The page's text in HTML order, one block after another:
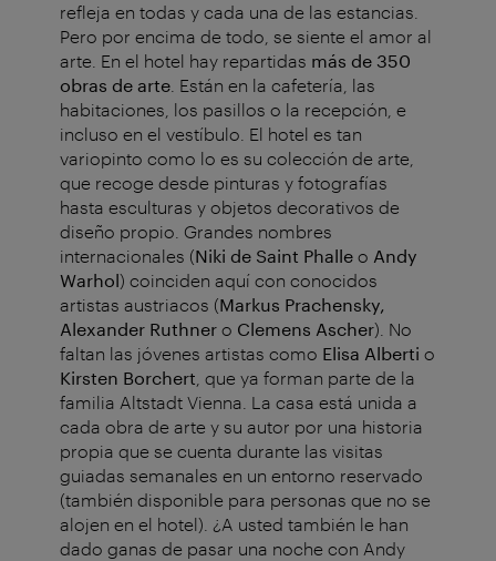
refleja en todas y cada una de las estancias.
Pero por encima de todo, se siente el amor al
arte. En el hotel hay repartidas más de 350
obras de arte . Están en la cafetería, las
habitaciones, los pasillos o la recepción, e
incluso en el vestíbulo. El hotel es tan
variopinto como lo es su colección de arte,
que recoge desde pinturas y fotografías
hasta esculturas y objetos decorativos de
diseño propio. Grandes nombres
internacionales (Niki de Saint Phalle o Andy
Warhol) coinciden aquí con conocidos
artistas austriacos (Markus Prachensky,
Alexander Ruthner o Clemens Ascher). No
faltan las jóvenes artistas como Elisa Alberti o
Kirsten Borchert , que ya forman parte de la
familia Altstadt Vienna. La casa está unida a
cada obra de arte y su autor por una historia
propia que se cuenta durante las visitas
guiadas semanales en un entorno reservado
(también disponible para personas que no se
alojen en el hotel). ¿A usted también le han
dado ganas de pasar una noche con Andy